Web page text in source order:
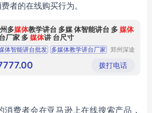
者的在线购买行为。
多媒体教学讲台 多媒 体智能讲台 多媒体
厂家 多媒体讲 台尺寸
体智能讲台批发
多媒体教学讲台厂家
媒体讲台尺寸
体教学讲台功能
郑州深途
有限公司
拨打电话
消费者会在亚马逊上在线搜索产品，